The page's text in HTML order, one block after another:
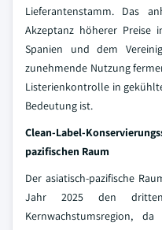
Lieferantenstamm. Das
Akzeptanz höherer Preise
Spanien und dem
zunehmende Nutzung
Listerienkontrolle in
Bedeutung ist.
Clean-Label-
pazifischen Raum
Der asiatisch-pazifische
Jahr 2025 den
Kernwachstumsregion,